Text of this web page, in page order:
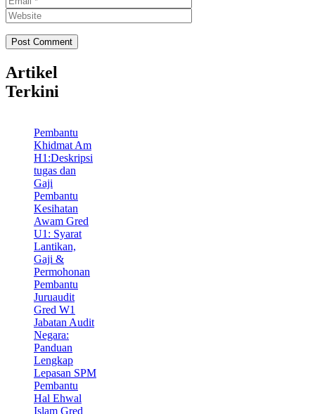
Artikel
Terkini
Pembantu
Khidmat Am
H1:Deskripsi
tugas dan
Gaji
Pembantu
Kesihatan
Awam Gred
U1: Syarat
Lantikan,
Gaji &
Permohonan
Pembantu
Juruaudit
Gred W1
Jabatan Audit
Negara:
Panduan
Lengkap
Lepasan SPM
Pembantu
Hal Ehwal
Islam Gred